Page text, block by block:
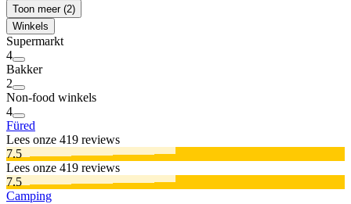
Toon meer (2)
Winkels
Supermarkt
4
Bakker
2
Non-food winkels
4
Füred
Lees onze 419 reviews
7.5
Lees onze 419 reviews
7.5
Camping